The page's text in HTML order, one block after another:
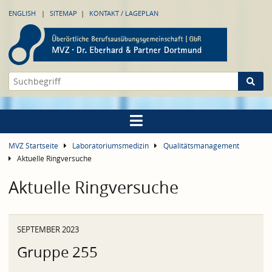
ENGLISH SITEMAP KONTAKT / LAGEPLAN
MVZ Startseite Laboratoriumsmedizin
Qualitätsmanagement
Aktuelle Ringversuche
Aktuelle Ringversuche
SEPTEMBER 2023
Gruppe 255